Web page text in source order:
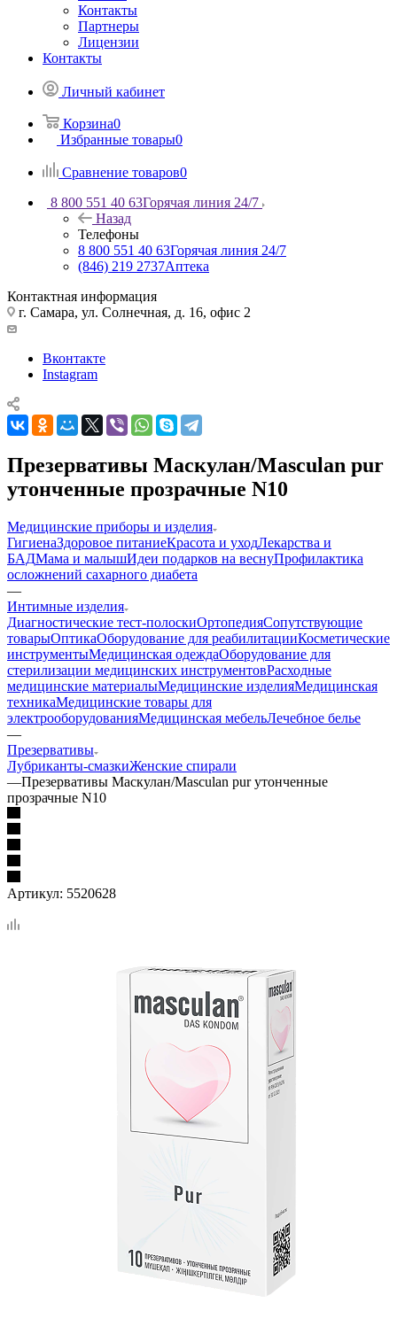
Контакты
Партнеры
Лицензии
Контакты
Личный кабинет
Корзина0
Избранные товары0
Сравнение товаров0
8 800 551 40 63Горячая линия 24/7
Назад
Телефоны
8 800 551 40 63Горячая линия 24/7
(846) 219 2737Аптека
Контактная информация
г. Самара, ул. Солнечная, д. 16, офис 2
Вконтакте
Instagram
Презервативы Маскулан/Masculan pur
утонченные прозрачные N10
Медицинские приборы и изделия
ГигиенаЗдоровое питаниеКрасота и уходЛекарства и
БАДМама и малышИдеи подарков на веснуПрофилактика
осложнений сахарного диабета
—
Интимные изделия
Диагностические тест-полоскиОртопедияСопутствующие
товарыОптикаОборудование для реабилитацииКосметические
инструментыМедицинская одеждаОборудование для
стерилизации медицинских инструментовРасходные
медицинские материалыМедицинские изделияМедицинская
техникаМедицинские товары для
электрооборудованияМедицинская мебельЛечебное белье
—
Презервативы
Лубриканты-смазкиЖенские спирали
—Презервативы Маскулан/Masculan pur утонченные
прозрачные N10
Артикул: 5520628